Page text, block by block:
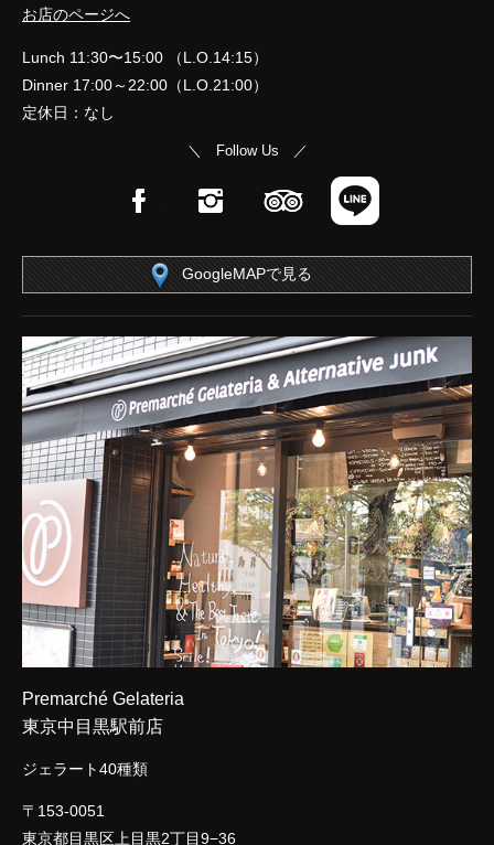
お店のページへ
Lunch 11:30〜15:00 （L.O.14:15）
Dinner 17:00～22:00（L.O.21:00）
定休日：なし
＼ Follow Us ／
FacebookInstagramTripAdvisor
GoogleMAPで見る
Premarché Gelateria
東京中目黒駅前店
ジェラート40種類
〒153-0051
東京都目黒区上目黒2丁目9−36